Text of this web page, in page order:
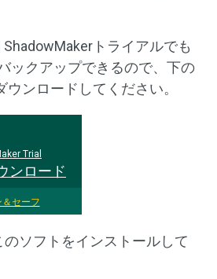
トライアルでも
ックアップできるので、下の
ンロードしてください。
Trial
ンロード
＆セーフ
のソフトをインストールして